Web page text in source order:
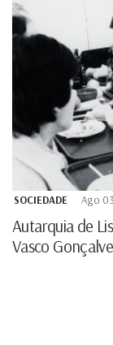
SOCIEDADE Ago
Autarquia de
Vasco